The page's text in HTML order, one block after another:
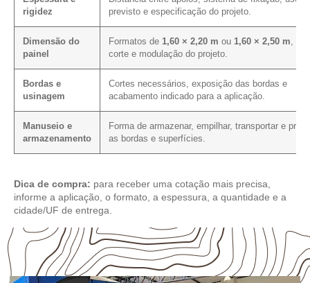
rigidez
previsto e especificação do projeto.
Dimensão do
painel
Formatos de 1,60 × 2,20 m ou 1,60 × 2,50 m,
corte e modulação do projeto.
Bordas e
usinagem
Cortes necessários, exposição das bordas e
acabamento indicado para a aplicação.
Manuseio e
armazenamento
Forma de armazenar, empilhar, transportar e
as bordas e superfícies.
Dica de compra: para receber uma cotação mais precisa,
informe a aplicação, o formato, a espessura, a quantidade e a
cidade/UF de entrega.